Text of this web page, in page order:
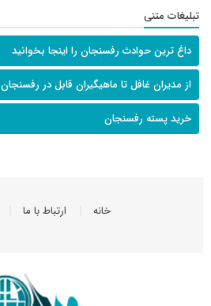
تبلیغات متنی
داغ ترین حوادث رفسنجان را اینجا بخوانید
از مدیران غافل تا ماهیگیران قابل در رفسنجان
خرید پسته رفسنجان
خانه ارتباط با ما